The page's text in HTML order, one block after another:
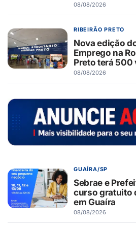
08/08/2026
RIBEIRÃO PRETO
Nova edição
Emprego na
Preto terá 500
08/08/2026
GUAÍRA/SP
Sebrae e
curso gratuito
em Guaíra
08/08/2026